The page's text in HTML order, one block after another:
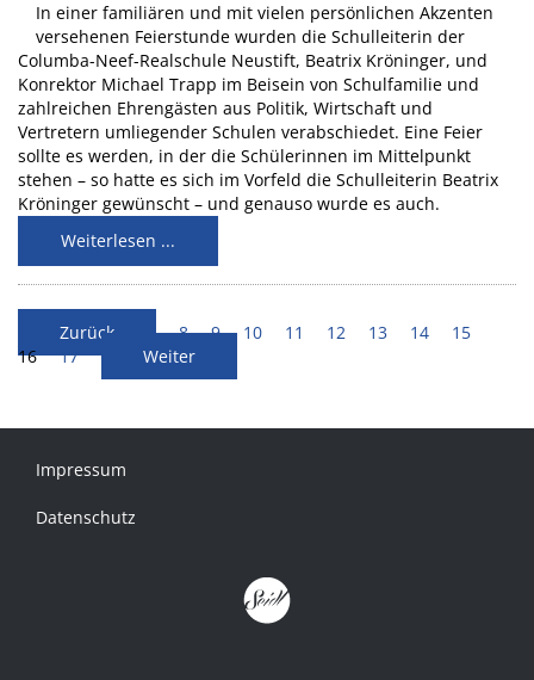
In einer familiären und mit vielen persönlichen Akzenten
versehenen Feierstunde wurden die Schulleiterin der
Columba-Neef-Realschule Neustift, Beatrix Kröninger, und
Konrektor Michael Trapp im Beisein von Schulfamilie und
zahlreichen Ehrengästen aus Politik, Wirtschaft und
Vertretern umliegender Schulen verabschiedet. Eine Feier
sollte es werden, in der die Schülerinnen im Mittelpunkt
stehen – so hatte es sich im Vorfeld die Schulleiterin Beatrix
Kröninger gewünscht – und genauso wurde es auch.
Weiterlesen ...
Zurück 8 9 10 11 12 13 14
15
16
17 Weiter
Impressum
Datenschutz